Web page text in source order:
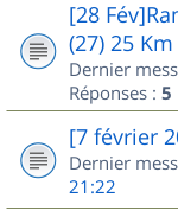
[28
(27) 25 Km
Dernier
Réponses : 5
[7 février
Dernier
21:22